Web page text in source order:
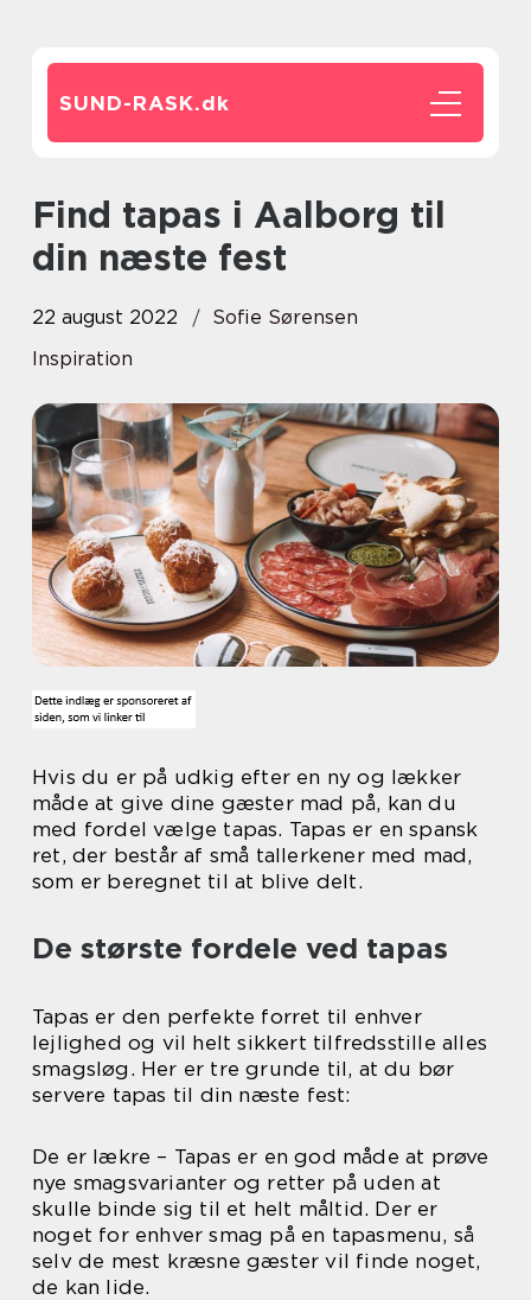
SUND-RASK.dk
Find tapas i Aalborg til
din næste fest
22 august 2022
Sofie Sørensen
Inspiration
Hvis du er på udkig efter en ny og lækker
måde at give dine gæster mad på, kan du
med fordel vælge tapas. Tapas er en spansk
ret, der består af små tallerkener med mad,
som er beregnet til at blive delt.
De største fordele ved tapas
Tapas er den perfekte forret til enhver
lejlighed og vil helt sikkert tilfredsstille alles
smagsløg. Her er tre grunde til, at du bør
servere tapas til din næste fest:
De er lækre – Tapas er en god måde at prøve
nye smagsvarianter og retter på uden at
skulle binde sig til et helt måltid. Der er
noget for enhver smag på en tapasmenu, så
selv de mest kræsne gæster vil finde noget,
de kan lide.